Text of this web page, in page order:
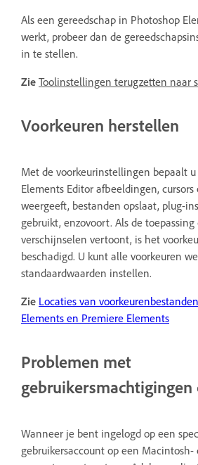
Als een gereedschap in Photoshop
werkt, probeer dan de
in te stellen.
Zie Toolinstellingen terugzetten naar
Voorkeuren herstellen
Met de voorkeurinstellingen bepaalt
Elements Editor afbeeldingen,
weergeeft, bestanden opslaat, plug-
gebruikt, enzovoort. Als de
verschijnselen vertoont, is het
beschadigd. U kunt alle voorkeuren
standaardwaarden instellen.
Zie Locaties van
Elements en Premiere Elements
Problemen met
gebruikersmachtigingen
Wanneer je bent ingelogd op een
gebruikersaccount op een Macintosh-